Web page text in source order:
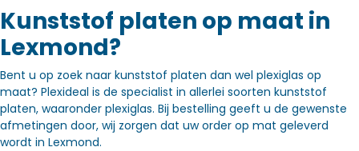
Kunststof platen op maat in
Lexmond?
Bent u op zoek naar kunststof platen dan wel plexiglas op
maat? Plexideal is de specialist in allerlei soorten kunststof
platen, waaronder plexiglas. Bij bestelling geeft u de gewenste
afmetingen door, wij zorgen dat uw order op mat geleverd
wordt in Lexmond.